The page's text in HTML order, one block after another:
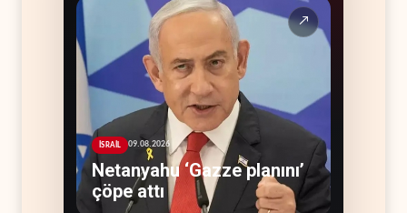
↗
İSRAİL 09.08.2026
Netanyahu ‘Gazze planını’
çöpe attı